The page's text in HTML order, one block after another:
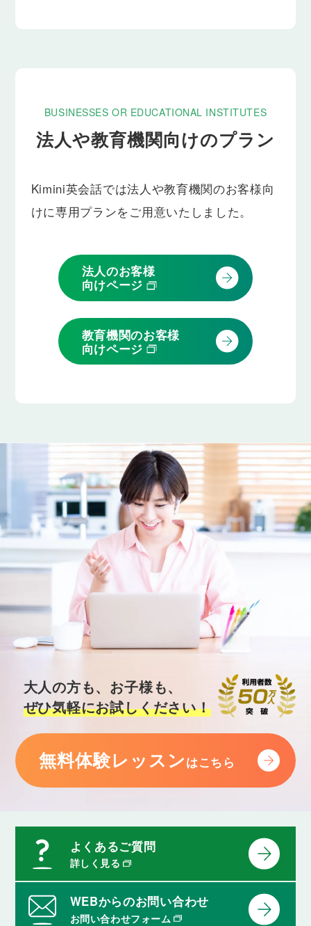
BUSINESSES OR EDUCATIONAL INSTITUTES
法人や教育機関向けのプラン
Kimini英会話では法人や教育機関のお客様向
けに専用プランをご用意いたしました。
法人のお客様
向けページ
教育機関のお客様
向けページ
大人の方も、お子様も、
ぜひ気軽にお試しください！
無料体験レッスンはこちら
よくあるご質問
詳しく見る
WEBからのお問い合わせ
お問い合わせフォーム